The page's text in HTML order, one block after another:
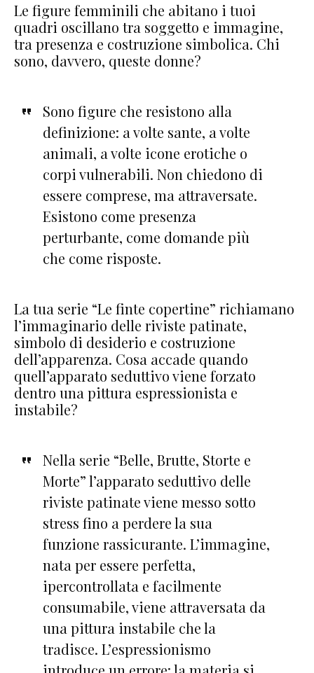
Le figure femminili che abitano i tuoi
quadri oscillano tra soggetto e immagine,
tra presenza e costruzione simbolica. Chi
sono, davvero, queste donne?
Sono figure che resistono alla
definizione: a volte sante, a volte
animali, a volte icone erotiche o
corpi vulnerabili. Non chiedono di
essere comprese, ma attraversate.
Esistono come presenza
perturbante, come domande più
che come risposte.
La tua serie “Le finte copertine” richiamano
l’immaginario delle riviste patinate,
simbolo di desiderio e costruzione
dell’apparenza. Cosa accade quando
quell’apparato seduttivo viene forzato
dentro una pittura espressionista e
instabile?
Nella serie “Belle, Brutte, Storte e
Morte” l’apparato seduttivo delle
riviste patinate viene messo sotto
stress fino a perdere la sua
funzione rassicurante. L’immagine,
nata per essere perfetta,
ipercontrollata e facilmente
consumabile, viene attraversata da
una pittura instabile che la
tradisce. L’espressionismo